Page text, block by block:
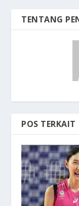
TENTANG
POS TERKAIT